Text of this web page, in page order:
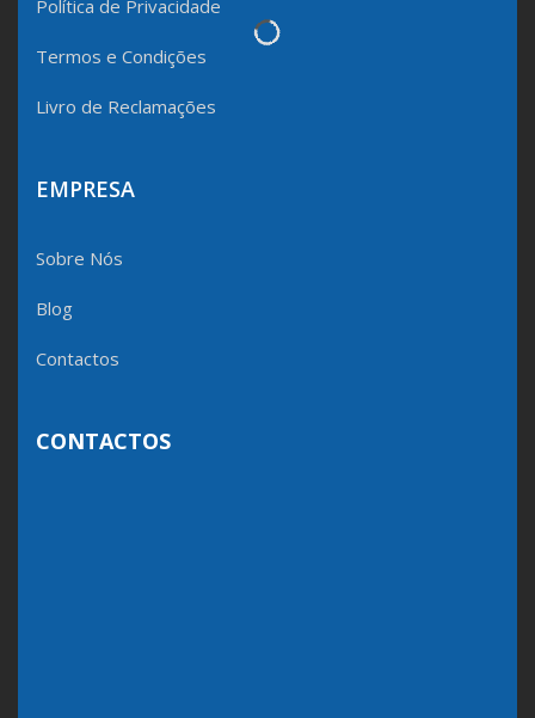
Política de Privacidade
Termos e Condições
Livro de Reclamações
EMPRESA
Sobre Nós
Blog
Contactos
CONTACTOS